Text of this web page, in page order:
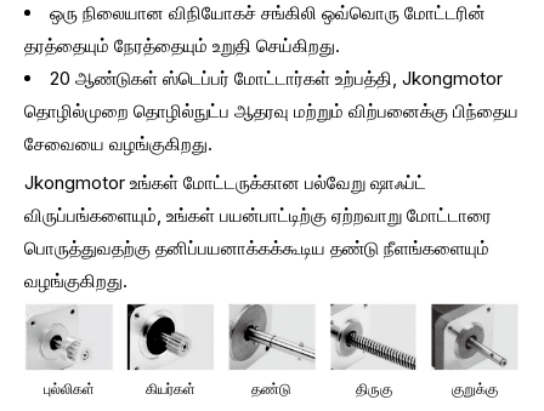
ஒரு நிலையான விநியோகச் சங்கிலி ஒவ்வொரு மோட்டரின்
தரத்தையும் நேரத்தையும் உறுதி செய்கிறது.
20 ஆண்டுகள் ஸ்டெப்பர் மோட்டார்கள் உற்பத்தி, Jkongmotor
தொழில்முறை தொழில்நுட்ப ஆதரவு மற்றும் விற்பனைக்கு பிந்தைய
சேவையை வழங்குகிறது.
Jkongmotor உங்கள் மோட்டருக்கான பல்வேறு ஷாஃப்ட்
விருப்பங்களையும், உங்கள் பயன்பாட்டிற்கு ஏற்றவாறு மோட்டாரை
பொருத்துவதற்கு தனிப்பயனாக்கக்கூடிய தண்டு நீளங்களையும்
வழங்குகிறது.
புல்லிகள் கியர்கள்
தண்டு
திருகு
குறுக்கு